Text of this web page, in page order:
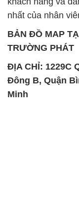
ĐỊA CHỈ: 1229C
Đông B, Quận
Minh